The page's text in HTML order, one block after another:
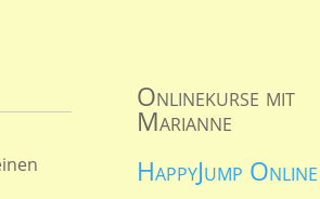
Onlinekurse mit
Marianne
HappyJump Online